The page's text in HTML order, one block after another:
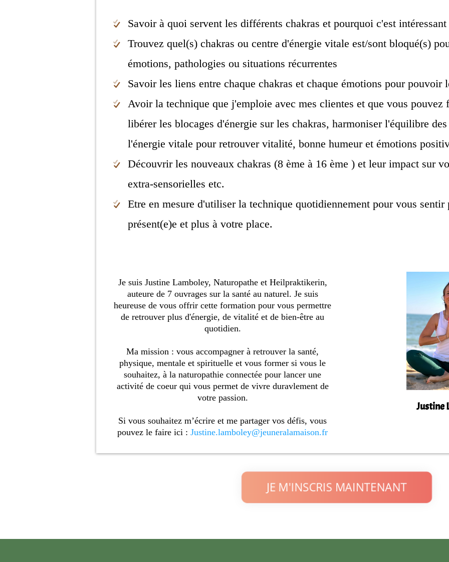
Savoir à quoi servent les différents chakras et pourquoi c'est
Trouvez quel(s) chakras ou centre d'énergie vitale est/sont bloqué(s)
émotions, pathologies ou situations récurrentes
Savoir les liens entre chaque chakras et chaque émotions pour pouvoir
Avoir la technique que j'emploie avec mes clientes et que vous pouvez
libérer les blocages d'énergie sur les chakras, harmoniser l'équilibre
l'énergie vitale pour retrouver vitalité, bonne humeur et émotions
Découvrir les nouveaux chakras (8 ème à 16 ème ) et leur impact sur
extra-sensorielles etc.
Etre en mesure d'utiliser la technique quotidiennement pour vous sentir
présent(e)e et plus à votre place.
Je suis Justine Lamboley, Naturopathe et Heilpraktikerin,
auteure de 7 ouvrages sur la santé au naturel. Je suis
heureuse de vous offrir cette formation pour vous permettre
de retrouver plus d'énergie, de vitalité et de bien-être au
quotidien.
Ma mission : vous accompagner à retrouver la santé,
physique, mentale et spirituelle et vous former si vous le
souhaitez, à la naturopathie connectée pour lancer une
activité de coeur qui vous permet de vivre duravlement de
votre passion.
Si vous souhaitez m’écrire et me partager vos défis, vous
pouvez le faire ici :Justine.lamboley@jeuneralamaison.fr
Justine
JE M'INSCRIS MAINTENANT